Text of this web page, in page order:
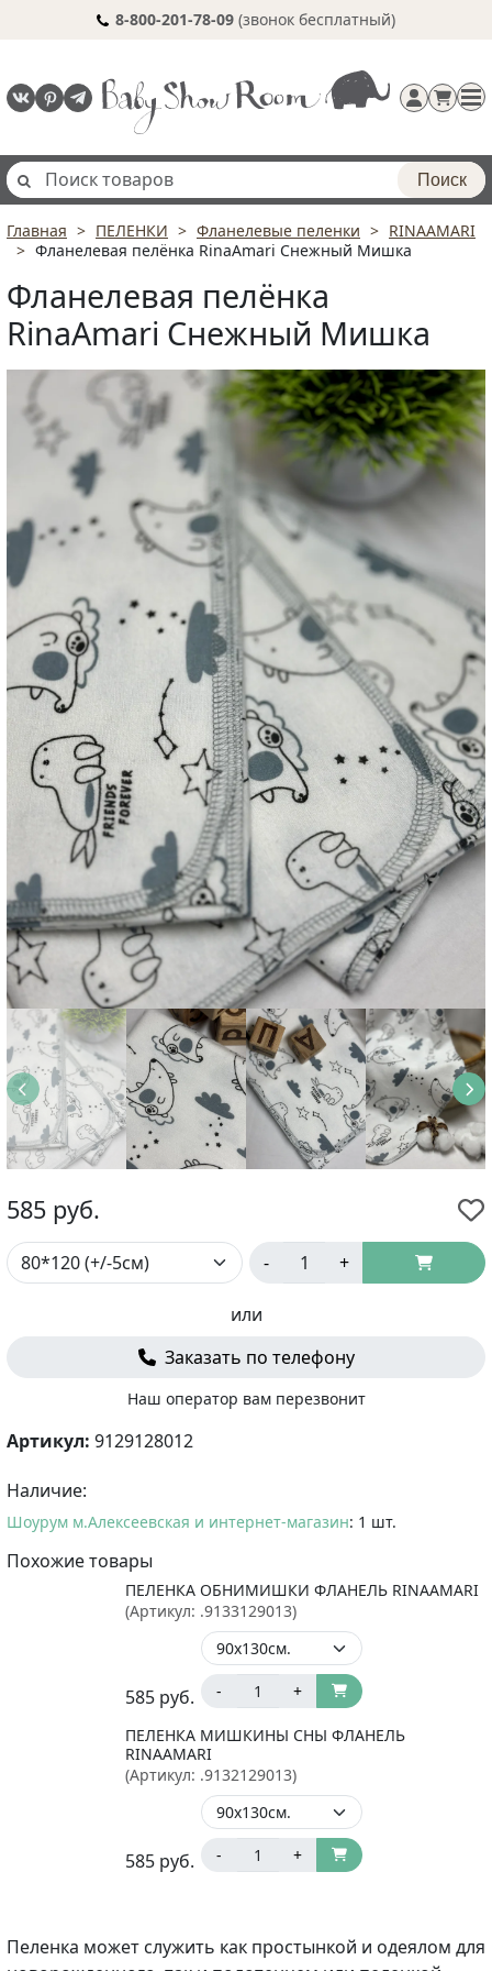
8-800-201-78-09 (звонок бесплатный)
Регистрация
Поиск
Главная ПЕЛЕНКИ Фланелевые пеленки
RINAAMARI
Фланелевая пелёнка RinaAmari Снежный Мишка
Фланелевая пелёнка
RinaAmari Снежный Мишка
585 руб.
- +
или
Заказать по телефону
Наш оператор вам перезвонит
Артикул: 9129128012
Наличие:
Шоурум м.Алексеевская и интернет-магазин: 1 шт.
Похожие товары
ПЕЛЕНКА ОБНИМИШКИ ФЛАНЕЛЬ RINAAMARI
(Артикул: .9133129013)
585 руб. - +
ПЕЛЕНКА МИШКИНЫ СНЫ ФЛАНЕЛЬ
RINAAMARI
(Артикул: .9132129013)
585 руб. - +
Пеленка может служить как простынкой и одеялом для